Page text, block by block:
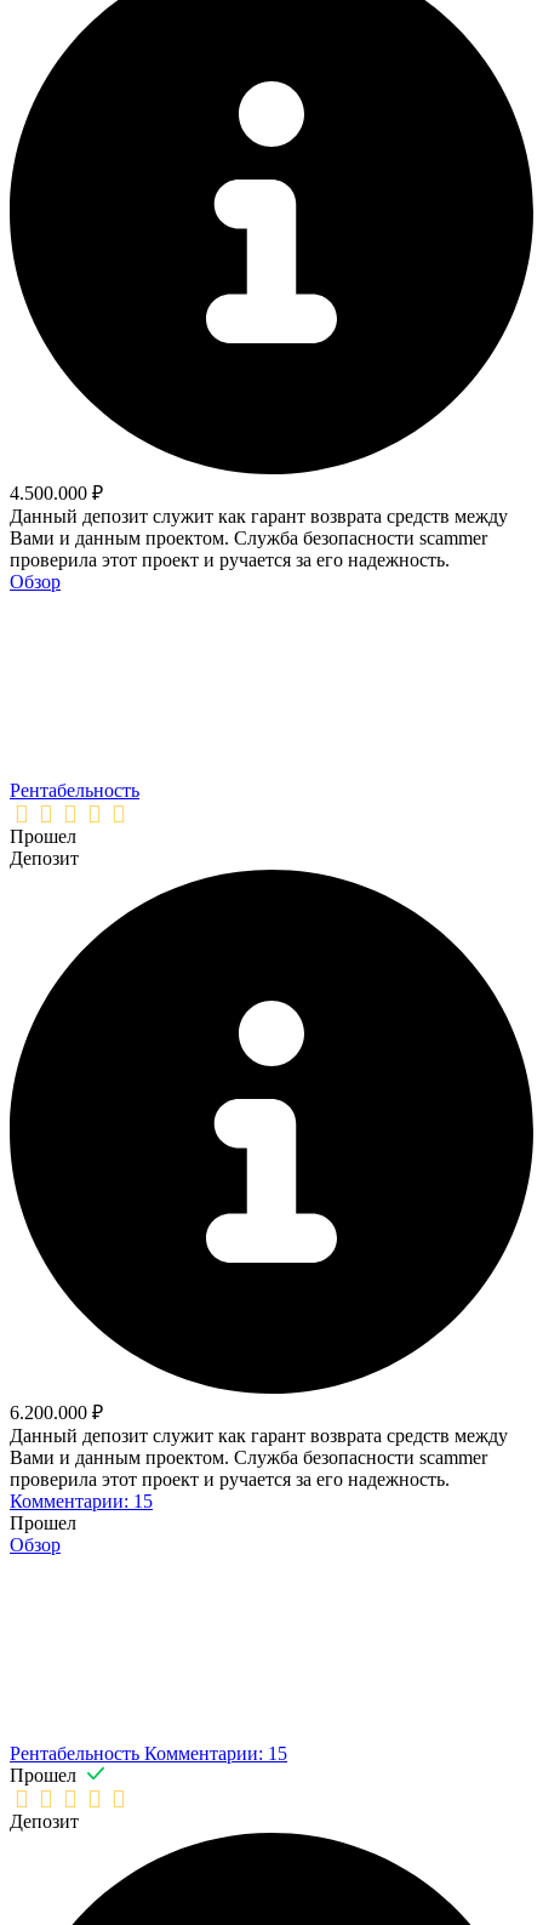
4.500.000 ₽
Данный депозит служит как гарант возврата средств между
Вами и данным проектом. Служба безопасности scammer
проверила этот проект и ручается за его надежность.
Обзор
Рентабельность
Прошел
Депозит
6.200.000 ₽
Данный депозит служит как гарант возврата средств между
Вами и данным проектом. Служба безопасности scammer
проверила этот проект и ручается за его надежность.
Комментарии: 15
Прошел
Обзор
Рентабельность Комментарии: 15
Прошел
Депозит